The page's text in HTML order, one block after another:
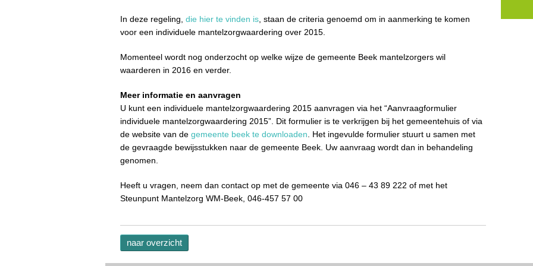
In deze regeling, die hier te vinden is , staan de criteria genoemd om in aanmerking te komen
voor een individuele mantelzorgwaardering over 2015.
Momenteel wordt nog onderzocht op welke wijze de gemeente Beek mantelzorgers wil
waarderen in 2016 en verder.
Meer informatie en aanvragen
U kunt een individuele mantelzorgwaardering 2015 aanvragen via het “Aanvraagformulier
individuele mantelzorgwaardering 2015”. Dit formulier is te verkrijgen bij het gemeentehuis of via
de website van de gemeente beek te downloaden . Het ingevulde formulier stuurt u samen met
de gevraagde bewijsstukken naar de gemeente Beek. Uw aanvraag wordt dan in behandeling
genomen.
Heeft u vragen, neem dan contact op met de gemeente via 046 – 43 89 222 of met het
Steunpunt Mantelzorg WM-Beek, 046-457 57 00
naar overzicht